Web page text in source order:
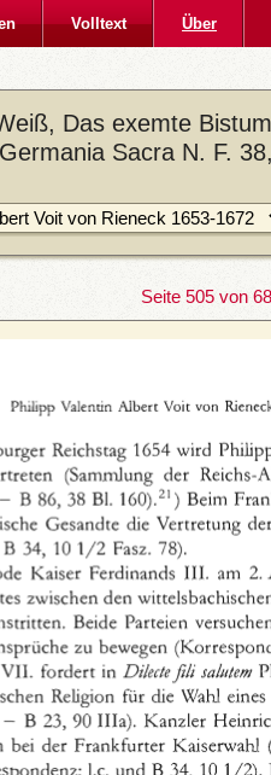
Volltext Über
Das exemte
Sacra N. F.
Seite 505 von